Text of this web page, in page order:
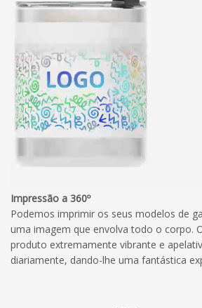
Impressão a 360º
Podemos imprimir os seus modelos de
uma imagem que envolva todo o corpo.
produto extremamente vibrante e
diariamente, dando-lhe uma fantástica